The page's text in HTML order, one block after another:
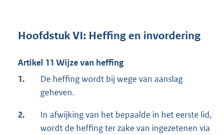
Hoofdstuk VI: Heffing en invordering
Artikel 11 Wijze van heffing
1.
De heffing wordt bij wege van aanslag
geheven.
2.
In afwijking van het bepaalde in het eerste lid,
wordt de heffing ter zake van ingezetenen via